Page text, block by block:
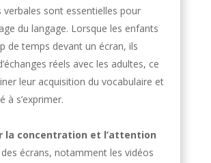
verbales sont essentielles pour
du langage. Lorsque les enfants
de temps devant un écran, ils
réels avec les adultes, ce
leur acquisition du vocabulaire et
à s’exprimer.
la concentration et l’attention
des écrans, notamment les vidéos